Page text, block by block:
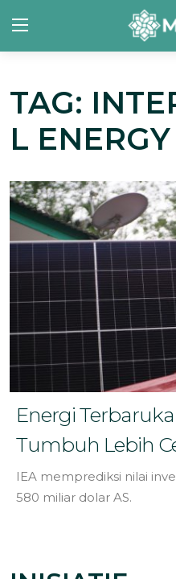
Contact
Tentang Kami
Team Kami
Galeri
Inisiatif
Sorotan Berita
Bahasa
TAG:
L
Energi
Tumbuh Lebih
IEA memprediksi nilai
580 miliar dolar AS.